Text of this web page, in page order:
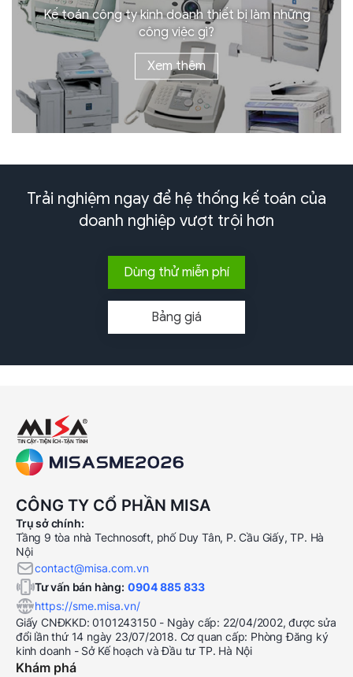
Kế toán công ty kinh doanh thiết bị làm những
công việc gì?
Xem thêm
Trải nghiệm ngay để hệ thống kế toán của
doanh nghiệp vượt trội hơn
Dùng thử miễn phí
Bảng giá
CÔNG TY CỔ PHẦN MISA
Trụ sở chính:
Tầng 9 tòa nhà Technosoft, phố Duy Tân, P. Cầu Giấy, TP. Hà
Nội
contact@misa.com.vn
Tư vấn bán hàng: 0904 885 833
https://sme.misa.vn/
Giấy CNĐKKD: 0101243150 - Ngày cấp: 22/04/2002, được sửa
đổi lần thứ 14 ngày 23/07/2018. Cơ quan cấp: Phòng Đăng ký
kinh doanh - Sở Kế hoạch và Đầu tư TP. Hà Nội
Khám phá